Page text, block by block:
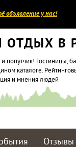
объявление у нас!
ОТДЫХ В
попутчик! Гостиницы,
каталоге.
и мнения людей
Отзывы